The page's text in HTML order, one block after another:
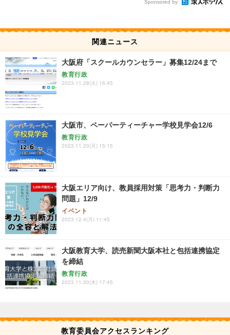
Sponsored by
関連ニュース
大阪府「スクールカウンセラー」募集12/24まで
教育行政
2023.11.28(火) 16:45
大阪市、ペーパーティーチャー学校見学会12/6
教育行政
2023.11.20(月) 15:15
大阪エリア向け、教員採用対策「思考力・判断力
問題」12/9
イベント
2023.12.4(月) 11:45
大阪教育大学、読売新聞大阪本社と包括連携協定
を締結
教育行政
2023.11.30(木) 17:45
教育委員会アクセスランキング